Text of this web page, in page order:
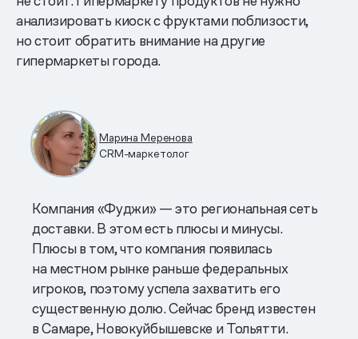
анализировать киоск с фруктами поблизости,
но стоит обратить внимание на другие
гипермаркеты города.
Марина Меренова
CRM-маркетолог
Компания «Фуджи» — это региональная сеть
доставки. В этом есть плюсы и минусы.
Плюсы в том, что компания появилась
на местном рынке раньше федеральных
игроков, поэтому успела захватить его
существенную долю. Сейчас бренд известен
в Самаре, Новокуйбышевске и Тольятти.